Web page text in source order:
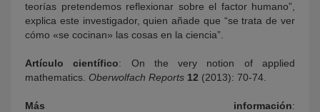
teorías pretendemos reflexionar sobre el factor humano”,
explica este investigador, quien añade que “se trata de ver
cómo «se cocinan» las cosas en la ciencia”.
Artículo científico: On the very notion of applied
mathematics. Oberwolfach Reports 12 (2013): 70-74.
Más información: